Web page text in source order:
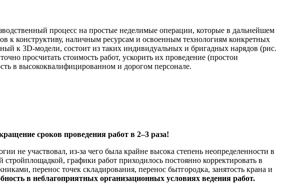
процесс на простые неделимые операции, которые в дальнейшем
к конструктиву, наличным ресурсам и освоенным технологиям конкретных
к 3D-модели, состоит из таких индивидуальных и бригадных нарядов (рис.
просчитать стоимость работ, ускорить их проведение (простои
в высококвалифицированном и дорогом персонале.
сроков проведения работ в 2–3 раза!
не участвовал, из-за чего была крайне высока степень неопределенности в
графики работ приходилось постоянно корректировать в
перенос точек складирования, перенос бытгородка, занятость крана и
в неблагоприятных организационных условиях ведения работ.